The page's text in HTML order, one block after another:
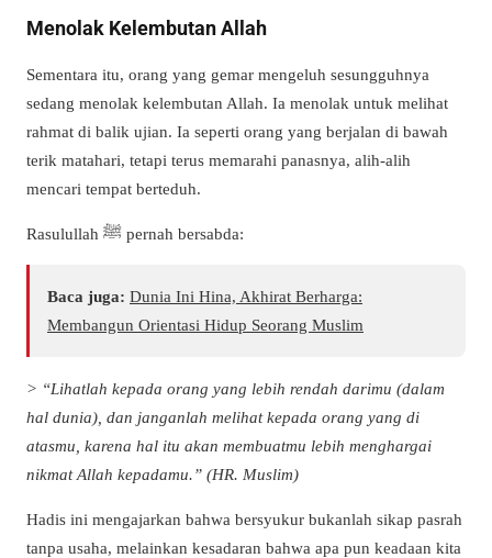
Menolak Kelembutan Allah
Sementara itu, orang yang gemar mengeluh sesungguhnya
sedang menolak kelembutan Allah. Ia menolak untuk melihat
rahmat di balik ujian. Ia seperti orang yang berjalan di bawah
terik matahari, tetapi terus memarahi panasnya, alih-alih
mencari tempat berteduh.
Rasulullah ﷺ pernah bersabda:
Baca juga: Dunia Ini Hina, Akhirat Berharga:
Membangun Orientasi Hidup Seorang Muslim
> “Lihatlah kepada orang yang lebih rendah darimu (dalam
hal dunia), dan janganlah melihat kepada orang yang di
atasmu, karena hal itu akan membuatmu lebih menghargai
nikmat Allah kepadamu.” (HR. Muslim)
Hadis ini mengajarkan bahwa bersyukur bukanlah sikap pasrah
tanpa usaha, melainkan kesadaran bahwa apa pun keadaan kita